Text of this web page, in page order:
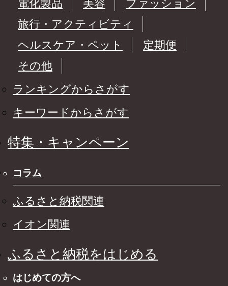
電化製品
美容
ファッション
旅行・アクティビティ
ヘルスケア・ペット
定期便
その他
ランキングからさがす
キーワードからさがす
特集・キャンペーン
コラム
ふるさと納税関連
イオン関連
ふるさと納税をはじめる
はじめての方へ